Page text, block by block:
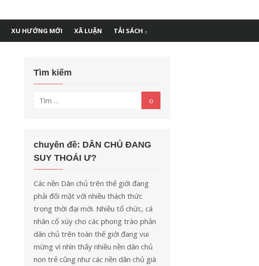
XU HƯỚNG MỚI XÃ LUẬN TẢI SÁCH
Tìm kiếm
Tìm
Tìm
chuyên đề: DÂN CHỦ ĐANG
SUY THOÁI Ư?
Các nền Dân chủ trên thế giới đang
phải đối mặt với nhiều thách thức
trong thời đại mới. Nhiều tổ chức, cá
nhân cổ xúy cho các phong trào phản
dân chủ trên toàn thế giới đang vui
mừng vì nhìn thấy nhiều nền dân chủ
non trẻ cũng như các nền dân chủ già